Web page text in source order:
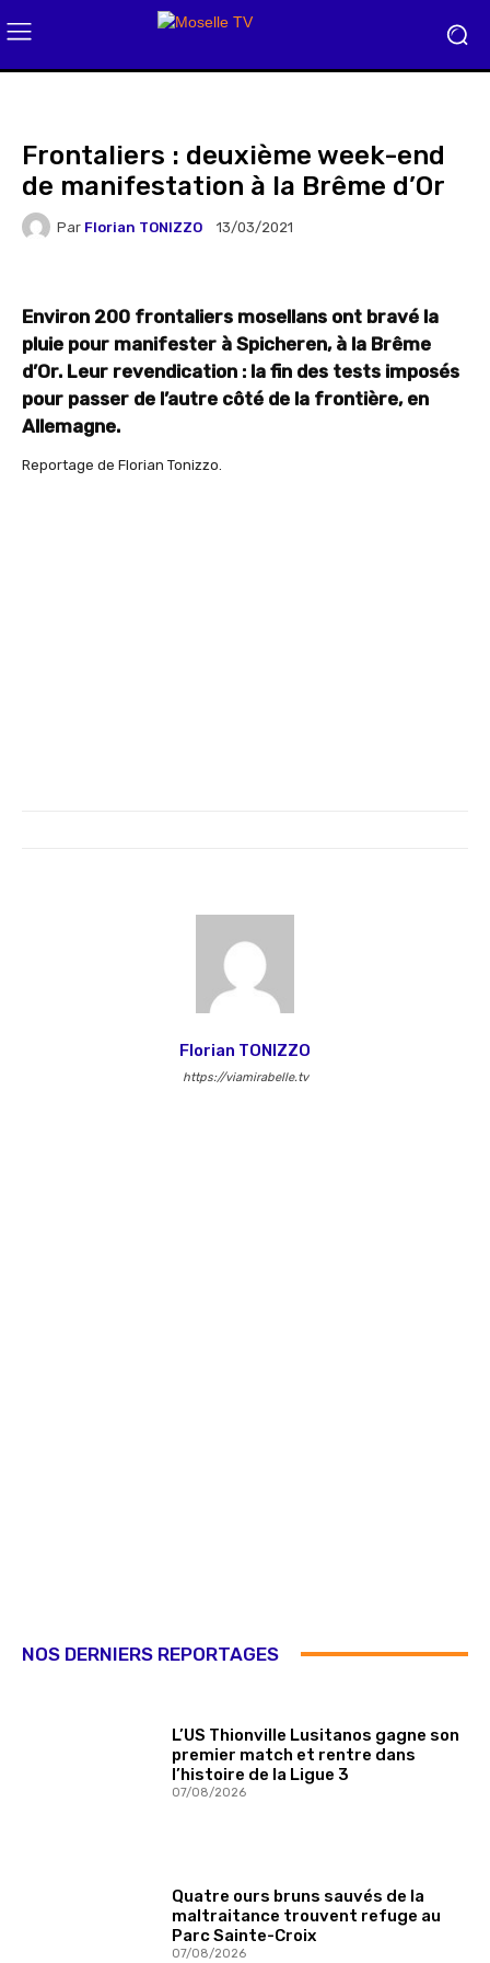
Frontaliers : deuxième week-end
de manifestation à la Brême d’Or
Par Florian TONIZZO 13/03/2021
Environ 200 frontaliers mosellans ont bravé la
pluie pour manifester à Spicheren, à la Brême
d’Or. Leur revendication : la fin des tests imposés
pour passer de l’autre côté de la frontière, en
Allemagne.
Reportage de Florian Tonizzo.
Florian TONIZZO
https://viamirabelle.tv
NOS DERNIERS REPORTAGES
L’US Thionville Lusitanos gagne son
premier match et rentre dans
l’histoire de la Ligue 3
07/08/2026
Quatre ours bruns sauvés de la
maltraitance trouvent refuge au
Parc Sainte-Croix
07/08/2026